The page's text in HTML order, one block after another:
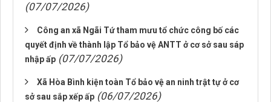
(07/07/2026)
Công an xã Ngãi Tứ tham mưu tổ chức công bố các
quyết định về thành lập Tổ bảo vệ ANTT ở cơ sở sau sáp
nhập ấp (07/07/2026)
Xã Hòa Bình kiện toàn Tổ bảo vệ an ninh trật tự ở cơ
sở sau sắp xếp ấp (06/07/2026)